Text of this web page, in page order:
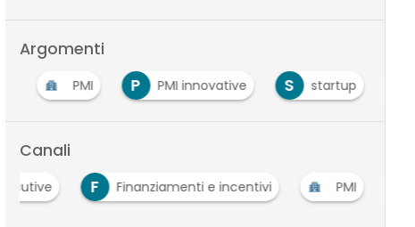
Argomenti
PMI P PMI innovative S startup
Canali
Executive F Finanziamenti e incentivi PMI